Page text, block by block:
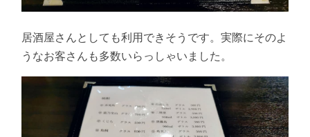
居酒屋さんとしても利用できそうです。実際にそのよ
うなお客さんも多数いらっしゃいました。